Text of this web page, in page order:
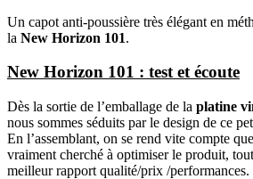
Un capot anti-poussière très élégant en
la New Horizon 101.
New Horizon 101 : test et écoute
Dès la sortie de l’emballage de la platine
nous sommes séduits par le design de ce
En l’assemblant, on se rend vite compte
vraiment cherché à optimiser le produit,
meilleur rapport qualité/prix /performances.